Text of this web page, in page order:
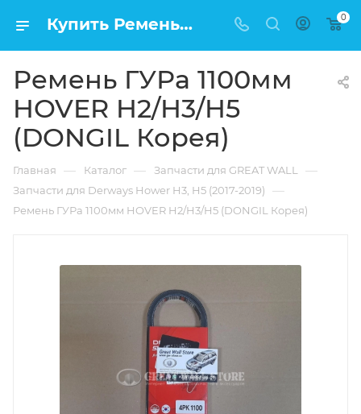
Купить Ремень ГУРа 1100мм HOVER H2/H3/H5 (DONGIL Корея) в Москве по низкой цене 0
Ремень ГУРа 1100мм
HOVER H2/H3/H5
(DONGIL Корея)
Главная — Каталог — Запчасти для GREAT WALL —
Запчасти для Derways Hower H3, H5 (2017-2019) —
Ремень ГУРа 1100мм HOVER H2/H3/H5 (DONGIL Корея)